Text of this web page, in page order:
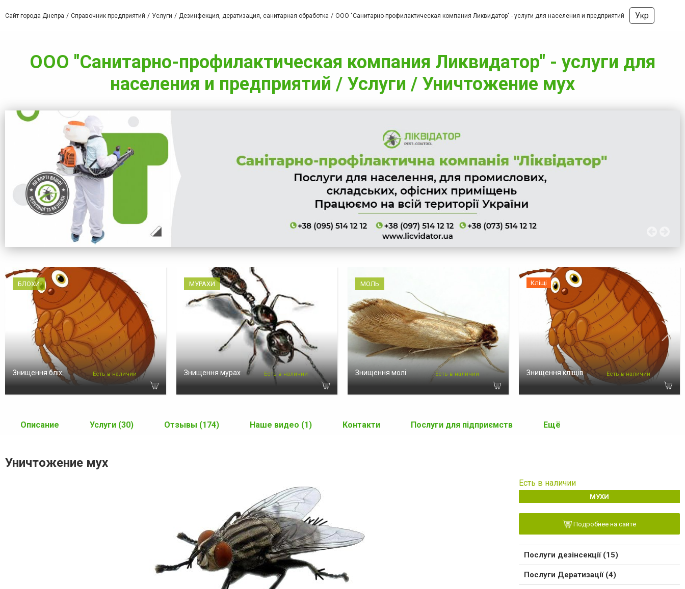
Сайт города Днепра Справочник предприятий Услуги Дезинфекция, дератизация, санитарная обработка ООО "Санитарно-профилактическая компания Ликвидатор" - услуги для населения и предприятий Укр
ООО "Санитарно-профилактическая компания Ликвидатор" - услуги для
населения и предприятий / Услуги / Уничтожение мух
БЛОХИ
Знищення бліх Есть в наличии
МУРАХИ
Знищення мурах Есть в наличии
МОЛЬ
Знищення молі Есть в наличии
Кліщі
Знищення кліщів Есть в наличии
Описание Услуги (30) Отзывы (174) Наше видео (1) Контакти Послуги для підприємств Ещё
Уничтожение мух
Есть в наличии
МУХИ
Подробнее на сайте
Послуги дезінсекції (15)
Послуги Дератизації (4)